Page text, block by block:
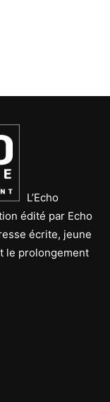
L’Echo
édité par Echo
écrite, jeune
le prolongement